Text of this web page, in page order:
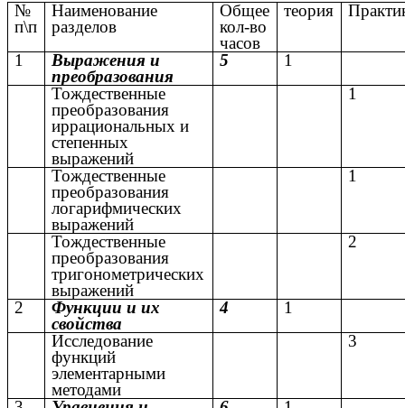
№
п\п
Наименование
разделов
Общее
кол-во
часов
теория
1
Выражения и
преобразования
5
1
Тождественные
преобразования
иррациональных и
степенных
выражений
1
Тождественные
преобразования
логарифмических
выражений
1
Тождественные
преобразования
тригонометрических
выражений
2
2
Функции и их
свойства
4
1
Исследование
функций
элементарными
методами
3